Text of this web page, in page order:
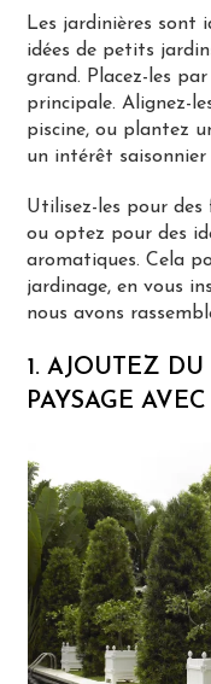
Les jardinières sont
idées de petits
grand. Placez-les
principale. Alignez-
piscine, ou plantez
un intérêt
Utilisez-les pour des
ou optez pour des
aromatiques. Cela
jardinage, en vous
nous avons
1. AJOUTEZ
PAYSAGE